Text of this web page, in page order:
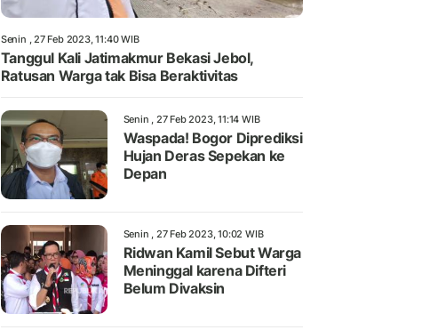
Senin , 27 Feb 2023, 11:40 WIB
Tanggul Kali Jatimakmur Bekasi Jebol,
Ratusan Warga tak Bisa Beraktivitas
Senin , 27 Feb 2023, 11:14 WIB
Waspada! Bogor Diprediksi
Hujan Deras Sepekan ke
Depan
Senin , 27 Feb 2023, 10:02 WIB
Ridwan Kamil Sebut Warga
Meninggal karena Difteri
Belum Divaksin